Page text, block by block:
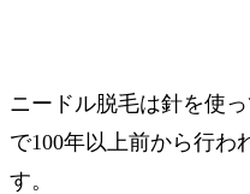
ニードル脱毛は針を使
で100年以上前から行わ
す。